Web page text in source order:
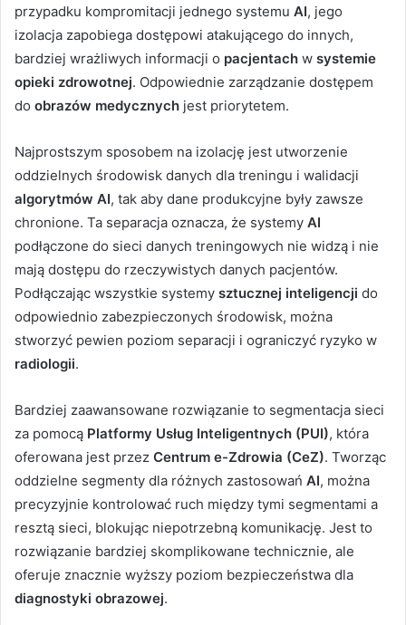
przypadku kompromitacji jednego systemu AI, jego
izolacja zapobiega dostępowi atakującego do innych,
bardziej wrażliwych informacji o pacjentach w systemie
opieki zdrowotnej. Odpowiednie zarządzanie dostępem
do obrazów medycznych jest priorytetem.
Najprostszym sposobem na izolację jest utworzenie
oddzielnych środowisk danych dla treningu i walidacji
algorytmów AI, tak aby dane produkcyjne były zawsze
chronione. Ta separacja oznacza, że systemy AI
podłączone do sieci danych treningowych nie widzą i nie
mają dostępu do rzeczywistych danych pacjentów.
Podłączając wszystkie systemy sztucznej inteligencji do
odpowiednio zabezpieczonych środowisk, można
stworzyć pewien poziom separacji i ograniczyć ryzyko w
radiologii.
Bardziej zaawansowane rozwiązanie to segmentacja sieci
za pomocą Platformy Usług Inteligentnych (PUI), która
oferowana jest przez Centrum e-Zdrowia (CeZ). Tworząc
oddzielne segmenty dla różnych zastosowań AI, można
precyzyjnie kontrolować ruch między tymi segmentami a
resztą sieci, blokując niepotrzebną komunikację. Jest to
rozwiązanie bardziej skomplikowane technicznie, ale
oferuje znacznie wyższy poziom bezpieczeństwa dla
diagnostyki obrazowej.